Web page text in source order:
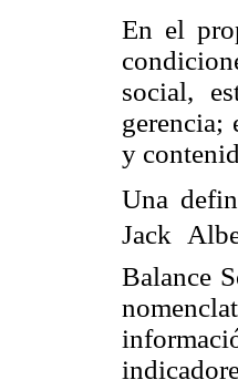
En el
social,
gerencia;
y
Una
Jack
Balance